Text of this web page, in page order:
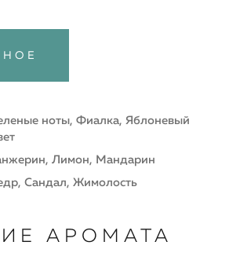
ноты, Фиалка, Яблоневый
Лимон, Мандарин
Сандал, Жимолость
АРОМАТА